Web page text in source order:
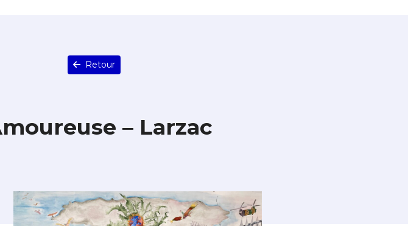
Retour
– Larzac